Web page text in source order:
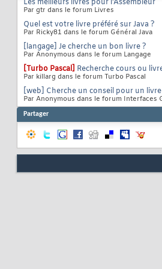
Les meilleurs livres pour l'Assembleur
Par gtr dans le forum Livres
Quel est votre livre préféré sur Java ?
Par Ricky81 dans le forum Général Java
[langage] Je cherche un bon livre ?
Par Anonymous dans le forum Langage
[Turbo Pascal] Recherche cours ou
Par killarg dans le forum Turbo Pascal
[web] Cherche un conseil pour un
Par Anonymous dans le forum Interfaces
Partager